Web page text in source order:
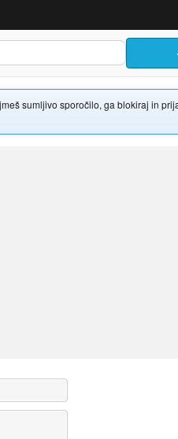
sumljivo sporočilo, ga blokiraj in